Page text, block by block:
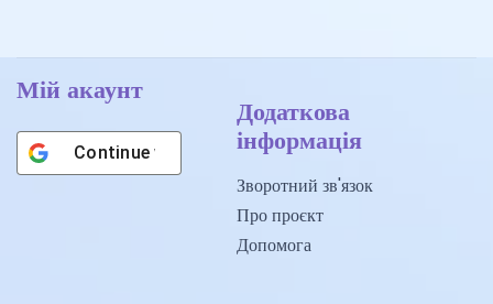
Мій акаунт
Continue with Google
Додаткова
інформація
Зворотний зв'язок
Про проєкт
Допомога